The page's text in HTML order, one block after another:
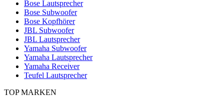
Bose Lautsprecher
Bose Subwoofer
Bose Kopfhörer
JBL Subwoofer
JBL Lautsprecher
Yamaha Subwoofer
Yamaha Lautsprecher
Yamaha Receiver
Teufel Lautsprecher
TOP MARKEN